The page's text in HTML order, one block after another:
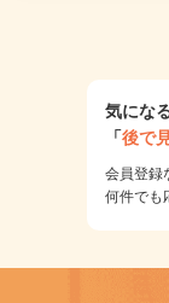
気にな
「後で
会員登録
何件でも